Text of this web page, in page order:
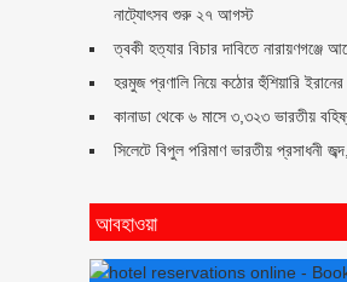
নাট্যোৎসব শুরু ২৭ আগস্ট
ত্বকী হত্যার বিচার দাবিতে নারায়ণগঞ্জে
হরমুজ প্রণালি নিয়ে কঠোর হুঁশিয়ারি ইরানের
কানাডা থেকে ৬ মাসে ৩,৩২৩ ভারতীয়
সিলেটে বিপুল পরিমাণ ভারতীয় প্রসাধনী
আবহাওয়া